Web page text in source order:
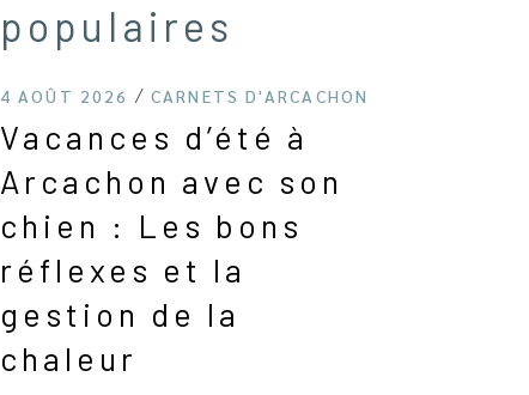
populaires
4 AOÛT 2026 CARNETS D'ARCACHON
Vacances d’été à
Arcachon avec son
chien : Les bons
réflexes et la
gestion de la
chaleur